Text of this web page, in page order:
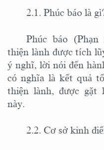
2.1. Phúc báo là
Phúc báo (Phạn
thiện lành được tích
ý nghĩ, lời nói đến
có nghĩa là kết quả
thiện lành, được gặt
này.
2.2. Cơ sở kinh